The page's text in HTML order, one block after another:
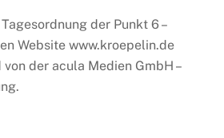
der Punkt 6 –
Website www.kroepelin.de
der acula Medien GmbH –